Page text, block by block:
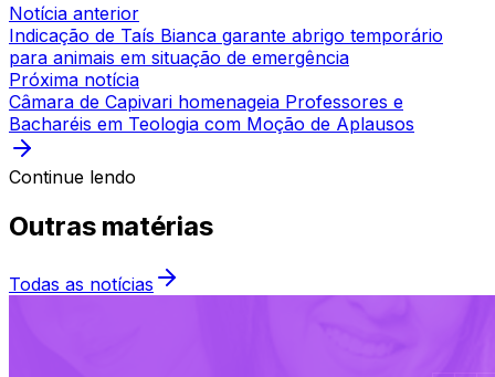
Notícia anterior
Indicação de Taís Bianca garante abrigo temporário
para animais em situação de emergência
Próxima notícia
Câmara de Capivari homenageia Professores e
Bacharéis em Teologia com Moção de Aplausos
Continue lendo
Outras matérias
Todas as notícias